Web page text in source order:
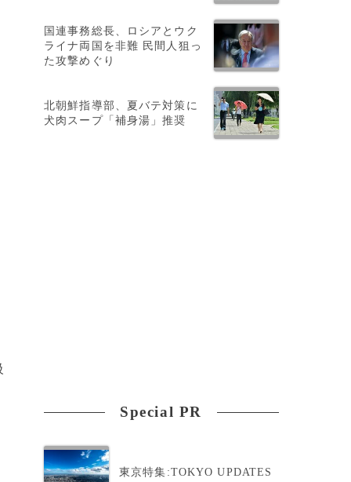
国連事務総長、ロシアとウク
ライナ両国を非難 民間人狙っ
た攻撃めぐり
北朝鮮指導部、夏バテ対策に
犬肉スープ「補身湯」推奨
Special PR
東京特集:TOKYO UPDATES